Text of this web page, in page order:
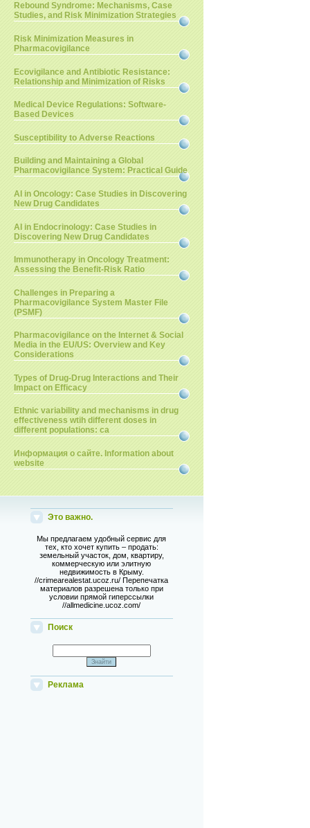
Rebound Syndrome: Mechanisms, Case
Studies, and Risk Minimization Strategies
Risk Minimization Measures in
Pharmacovigilance
Ecovigilance and Antibiotic Resistance:
Relationship and Minimization of Risks
Medical Device Regulations: Software-
Based Devices
Susceptibility to Adverse Reactions
Building and Maintaining a Global
Pharmacovigilance System: Practical Guide
AI in Oncology: Case Studies in Discovering
New Drug Candidates
AI in Endocrinology: Case Studies in
Discovering New Drug Candidates
Immunotherapy in Oncology Treatment:
Assessing the Benefit-Risk Ratio
Challenges in Preparing a
Pharmacovigilance System Master File
(PSMF)
Pharmacovigilance on the Internet & Social
Media in the EU/US: Overview and Key
Considerations
Types of Drug-Drug Interactions and Their
Impact on Efficacy
Ethnic variability and mechanisms in drug
effectiveness wtih different doses in
different populations: ca
Информация о сайте. Information about
website
Это важно.
Мы предлагаем удобный сервис для
тех, кто хочет купить – продать:
земельный участок, дом, квартиру,
коммерческую или элитную
недвижимость в Крыму.
//crimearealestat.ucoz.ru/ Перепечатка
материалов разрешена только при
условии прямой гиперссылки
//allmedicine.ucoz.com/
Поиск
Реклама